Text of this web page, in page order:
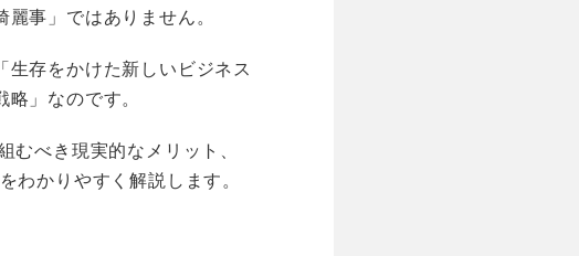
事」ではありません。
存をかけた新しいビジネス
」なのです。
べき現実的なメリット、
わかりやすく解説します。